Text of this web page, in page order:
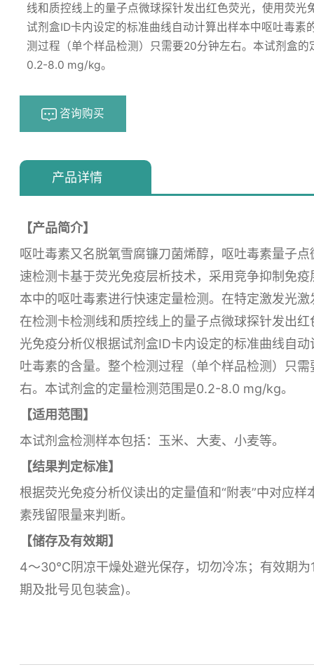
线和质控线上的量子点微球探针发出红色荧光，使用荧光
试剂盒ID卡内设定的标准曲线自动计算出样本中呕吐毒素
测过程（单个样品检测）只需要20分钟左右。本试剂盒的
0.2-8.0 mg/kg。
咨询购买
产品详情
【产品简介】
呕吐毒素又名脱氧雪腐镰刀菌烯醇，呕吐毒素量子
速检测卡基于荧光免疫层析技术，采用竞争抑制免
本中的呕吐毒素进行快速定量检测。在特定激发光
在检测卡检测线和质控线上的量子点微球探针发出
光免疫分析仪根据试剂盒ID卡内设定的标准曲线自
吐毒素的含量。整个检测过程（单个样品检测）只
右。本试剂盒的定量检测范围是0.2-8.0 mg/kg。
【适用范围】
本试剂盒检测样本包括：玉米、大麦、小麦等。
【结果判定标准】
根据荧光免疫分析仪读出的定量值和“附表”中对应样
素残留限量来判断。
【储存及有效期】
4～30℃阴凉干燥处避光保存，切勿冷冻；有效期为
期及批号见包装盒)。